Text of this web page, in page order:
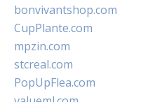
bonvivantshop.com
CupPlante.com
mpzin.com
stcreal.com
PopUpFlea.com